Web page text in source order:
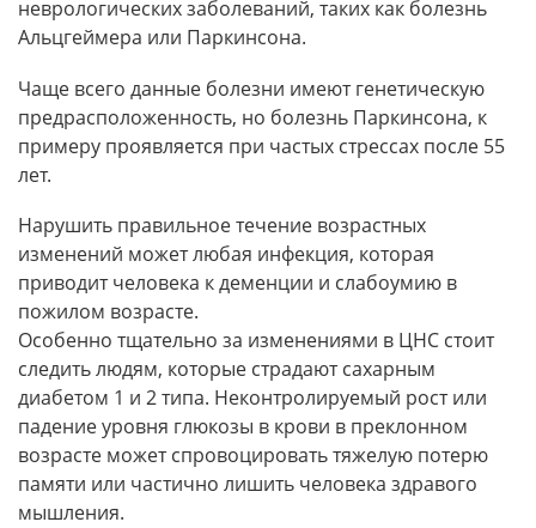
неврологических заболеваний, таких как болезнь
Альцгеймера или Паркинсона.
Чаще всего данные болезни имеют генетическую
предрасположенность, но болезнь Паркинсона, к
примеру проявляется при частых стрессах после 55
лет.
Нарушить правильное течение возрастных
изменений может любая инфекция, которая
приводит человека к деменции и слабоумию в
пожилом возрасте.
Особенно тщательно за изменениями в ЦНС стоит
следить людям, которые страдают сахарным
диабетом 1 и 2 типа. Неконтролируемый рост или
падение уровня глюкозы в крови в преклонном
возрасте может спровоцировать тяжелую потерю
памяти или частично лишить человека здравого
мышления.